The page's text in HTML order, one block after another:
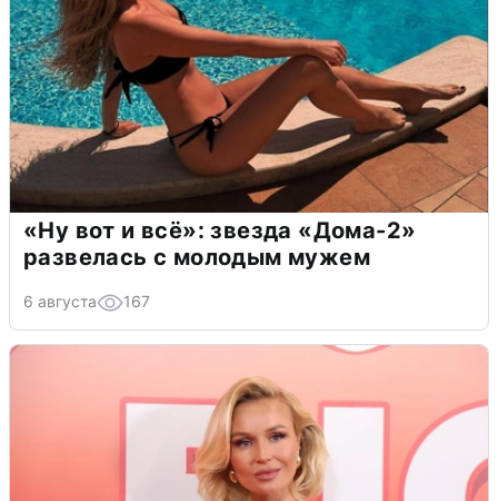
«Ну вот и всё»: звезда «Дома-2»
развелась с молодым мужем
6 августа 167